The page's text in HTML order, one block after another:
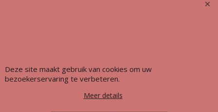
Webwinkel gemaakt met ShopFactory webwinkel software.
Deze site maakt gebruik van cookies om uw
bezoekerservaring te verbeteren.
Meer details